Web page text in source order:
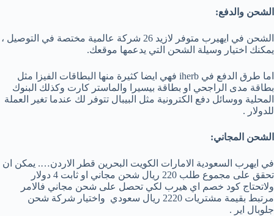
الشحن والدفع:
الشحن في ايهيرب متوفر لازيد 26 شركة عالمية مختصة في التوصيل ،
يمكنك اختيار وسيلة الشحن التي يدعمها موقعك.
اما طرق الدفع في iherb فهي ايضا كثيرة منها البطاقات الفيزا مثل
بطاقة مدى الراجحي او بطاقة بيسيرا والماستر كارت وكذلك البنوك
المحلية ووسائل دفع الكترونية مثل البيبال تتوفر لك عندما تغير العملة
للدولار .
الشحن المجاني:
في ايهرب السعودية الامارات الكويت البحرين قطر الاردن…. يمكن ان
تحقق على مجموع طلب 220 ريال شحن مجاني او ثابت 4 دولار
ولاتحتاج كود خصم اي هيرب لكي تحصل على شحن مجاني فالامر
مرتبط بقيمة مشتريات 2220 ريال سعودي واختيار شركة شحن
جلوبال اير .